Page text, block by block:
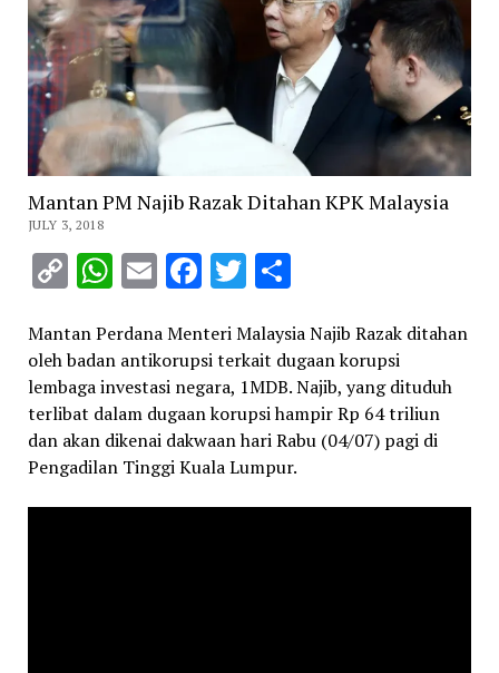
Mantan PM Najib Razak Ditahan KPK Malaysia
JULY 3, 2018
CopyWhatsApp
EmailFacebook
Twitter
Share
Mantan Perdana Menteri Malaysia Najib Razak ditahan
oleh badan antikorupsi terkait dugaan korupsi
lembaga investasi negara, 1MDB. Najib, yang dituduh
terlibat dalam dugaan korupsi hampir Rp 64 triliun
dan akan dikenai dakwaan hari Rabu (04/07) pagi di
Pengadilan Tinggi Kuala Lumpur.